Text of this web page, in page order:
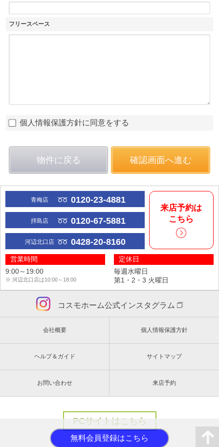
フリースペース
個人情報保護方針に同意をする
物件に戻る 確認画面へ進む
青梅店 0120-23-4881
拝島店 0120-67-5881
河辺北口店 0428-20-8160
来店予約は
こちら
営業時間
9:00～19:00
※ 河辺北口店は10:00～18:00
定休日
毎週水曜日
第1・2・3 火曜日
コスモホーム公式インスタグラム
会社概要 個人情報保護方針
ヘルプ＆ガイド サイトマップ
お問い合わせ 来店予約
PCサイトはこちら